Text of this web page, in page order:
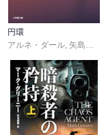
、冷戦の時代には、
自国に戦力を一切持
し寄せ、軍事的に
若き活動家たちの
エーレンデュル、シ
レギュラー捜査陣
らも、彼らなりの才
円環
アルネ・ダール 矢島真理